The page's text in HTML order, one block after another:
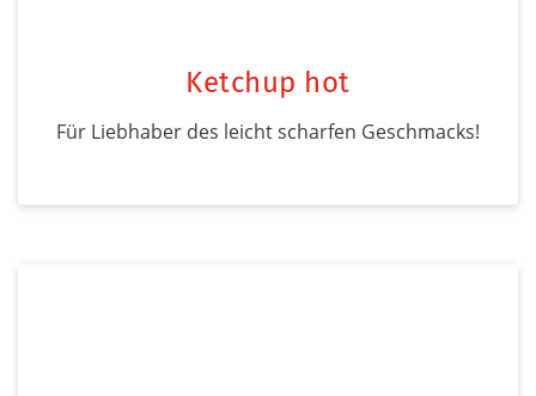
Ketchup hot
Für Liebhaber des leicht scharfen Geschmacks!